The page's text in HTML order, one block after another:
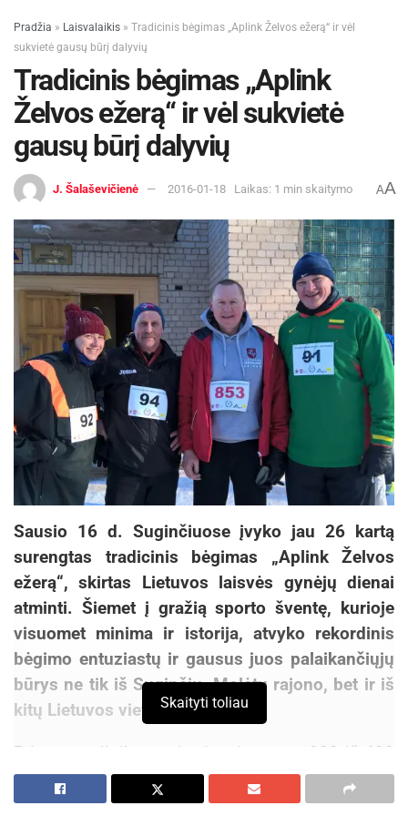
Pradžia » Laisvalaikis » Tradicinis bėgimas „Aplink Želvos ežerą“ ir vėl
sukvietė gausų būrį dalyvių
Tradicinis bėgimas „Aplink
Želvos ežerą“ ir vėl sukvietė
gausų būrį dalyvių
J. Šalaševičienė 2016-01-18 Laikas: 1 min skaitymo AA
Sausio 16 d. Suginčiuose įvyko jau 26 kartą
surengtas tradicinis bėgimas „Aplink Želvos
ežerą“, skirtas Lietuvos laisvės gynėjų dienai
atminti. Šiemet į gražią sporto šventę, kurioje
visuomet minima ir istorija, atvyko rekordinis
bėgimo entuziastų ir gausus juos palaikančiųjų
būrys ne tik iš Suginčių, Molėtų rajono, bet ir iš
kitų Lietuvos vietovių.
Prie starto linijos stojo daugiau negu 300 iš 400
užsiregistravusių bėgikų. Vieni jų buvo pasiryžę
įveikti pagrindinę 13 km trasą, kiti gi – jaunesni
Skaityti toliau